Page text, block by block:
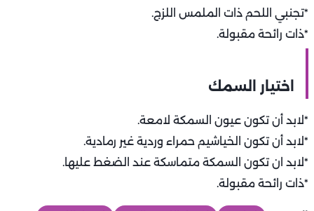
*تجنبي اللحم ذات الملمس اللزج.
*ذات رائحة مقبولة.
اختيار السمك
*لابد أن تكون عيون السمكة لامعة.
*لابد أن تكون الخياشيم حمراء وردية غير رمادية.
*لابد ان تكون السمكة متماسكة عند الضغط عليها.
*ذات رائحة مقبولة.